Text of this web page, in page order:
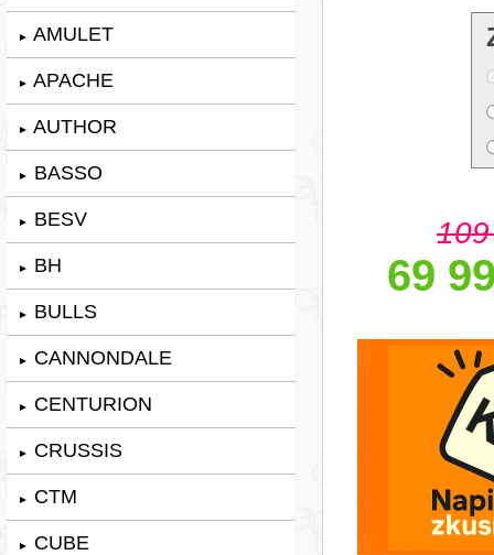
► AMULET
► APACHE
► AUTHOR
► BASSO
► BESV
► BH
► BULLS
► CANNONDALE
► CENTURION
► CRUSSIS
► CTM
► CUBE
69